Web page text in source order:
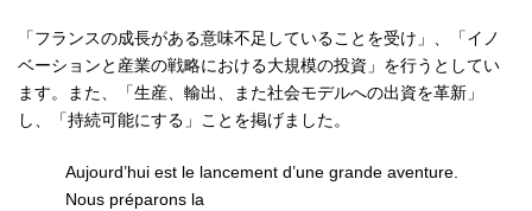
「フランスの成長がある意味不足していることを受け」、「イノ
ベーションと産業の戦略における大規模の投資」を行うとしてい
ます。また、「生産、輸出、また社会モデルへの出資を革新」
し、「持続可能にする」ことを掲げました。
Aujourd’hui est le lancement d’une grande aventure.
Nous préparons la